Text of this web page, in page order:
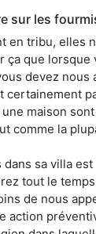
sur les
en tribu, elles
ça que lorsque
devez nous
certainement
maison
comme la
dans sa villa
tout le
de nous
action